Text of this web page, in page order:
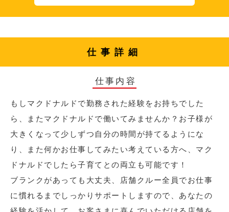
仕事詳細
仕事内容
もしマクドナルドで勤務された経験をお持ちでした
ら、またマクドナルドで働いてみませんか？お子様が
大きくなって少しずつ自分の時間が持てるようにな
り、また何かお仕事してみたい考えている方へ、マク
ドナルドでしたら子育てとの両立も可能です！
ブランクがあっても大丈夫、店舗クルー全員でお仕事
に慣れるまでしっかりサポートしますので、あなたの